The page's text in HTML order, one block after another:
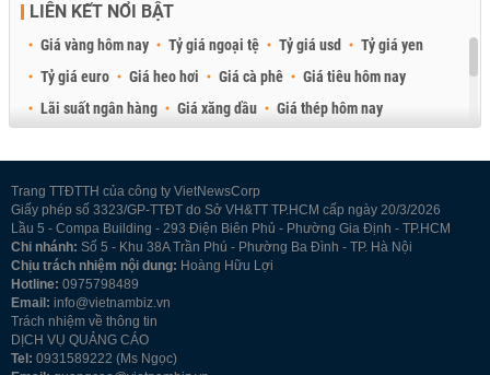
LIÊN KẾT NỔI BẬT
Giá vàng hôm nay Tỷ giá ngoại tệ Tỷ giá usd
Tỷ giá yen
Tỷ giá euro
Giá heo hơi Giá cà phê
Giá tiêu hôm nay
Lãi suất ngân hàng
Giá xăng dầu
Giá thép hôm nay
Trang TTĐTTH của công ty VietNewsCorp
Giấy phép số 3323/GP-TTĐT do Sở VH&TT TP.HCM cấp ngày 20/3/2026
Lầu 5 - Compa Building - 293 Điện Biên Phủ - Phường Gia Định - TP.HCM
Chi nhánh: Số 5 - Khu 38A Trần Phú - Phường Ba Đình - TP. Hà Nội
Chịu trách nhiệm nội dung: Hoàng Hữu Lợi
Hotline: 0975798489
Email: info@vietnambiz.vn
Trách nhiệm về thông tin
DỊCH VỤ QUẢNG CÁO
Tel: 0931589222 (Ms Ngọc)